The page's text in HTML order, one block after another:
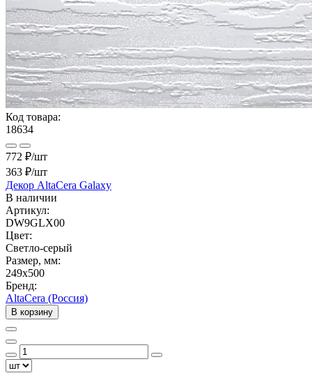
Код товара:
18634
772 ₽/шт
363 ₽/шт
Декор AltaCera Galaxy
В наличии
Артикул:
DW9GLX00
Цвет:
Светло-серый
Размер, мм:
249x500
Бренд:
AltaCera (Россия)
В корзину